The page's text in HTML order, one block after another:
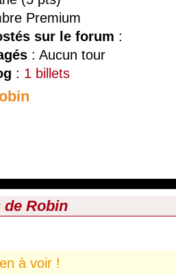
Premium
sur le forum :
: Aucun tour
: 1 billets
de Robin
à voir !